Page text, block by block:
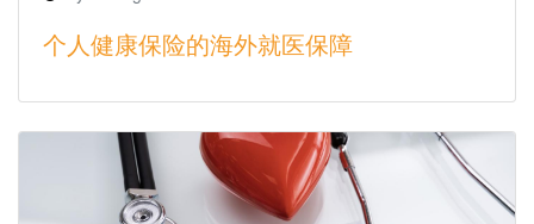
个人健康保险的海外就医保障